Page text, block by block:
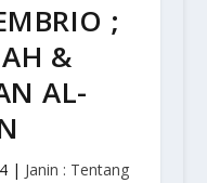
;
&
AL-
| Janin : Tentang